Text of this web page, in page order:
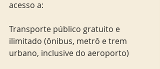
acesso a:
Transporte público gratuito e
ilimitado (ônibus, metrô e trem
urbano, inclusive do aeroporto)